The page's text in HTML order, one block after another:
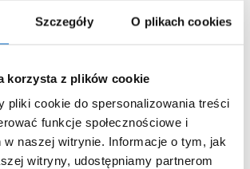
Szczegóły O plikach cookies
korzysta z plików cookie
pliki cookie do spersonalizowania treści
funkcje społecznościowe i
w naszej witrynie. Informacje o tym, jak
witryny, udostępniamy partnerom
przed snem, zwykle około 21:00-
podajesz bezpośrednio
w brzuch lub ramię (około 10-